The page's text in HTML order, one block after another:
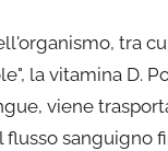
tra
la vitamina D.
viene
sanguigno